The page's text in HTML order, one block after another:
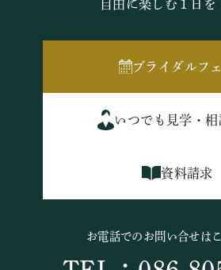
自由に楽しむ１日を
ブライダルフ
いつでも見学・相
資料請求
お電話でのお問い合せは